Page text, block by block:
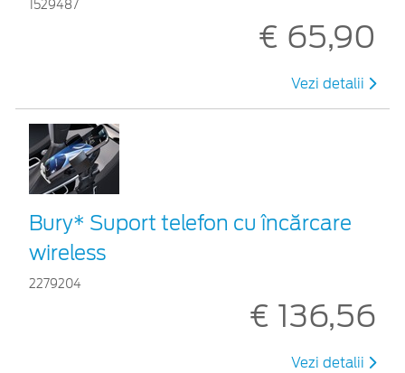
1529487
€ 65,90
Vezi detalii
Bury* Suport telefon cu încărcare
wireless
2279204
€ 136,56
Vezi detalii